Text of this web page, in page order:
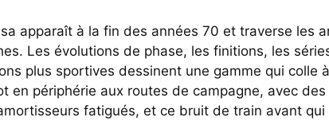
apparaît à la fin des années 70 et traverse les
Les évolutions de phase, les finitions, les
plus sportives dessinent une gamme qui colle
en périphérie aux routes de campagne, avec
fatigués, et ce bruit de train avant